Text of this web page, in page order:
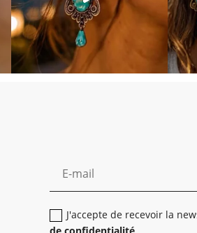
J'accepte de recevoir la